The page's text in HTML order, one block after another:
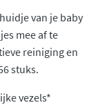
van je baby
mee af te
reiniging en
stuks.
vezels*